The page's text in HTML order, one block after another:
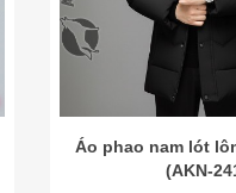
Áo phao nam lót
(AKN-